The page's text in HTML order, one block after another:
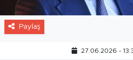
Paylaş
27.06.2026 -